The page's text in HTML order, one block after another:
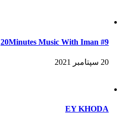
20Minutes Music With Iman #9
20 سپتامبر 2021
EY KHODA